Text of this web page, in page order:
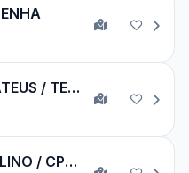
TERM. SÃO MATEUS / TERM. PENHA
COHAB JUSCELINO / CPTM GUAIANASES